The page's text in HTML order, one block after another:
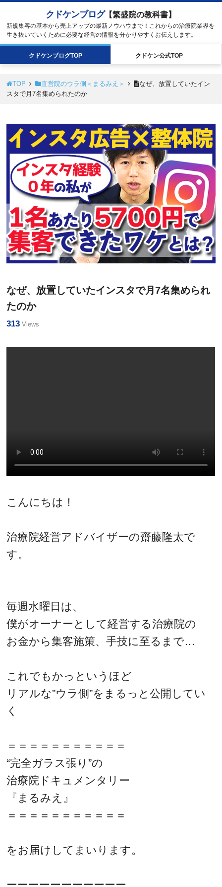
クドケンブログ【繁盛院の教科書】
新規集客の基本から売上アップの最新ノウハウまで！これからの治療院業界を
生き抜いていくために必要な経営の情報を分かりやすくお伝えします。
クドケンブログTOP クドケン公式TOP
TOP 直営院のウラ側＜まるみえ＞
なぜ、放置していたイン
スタで月7名集められたのか
なぜ、放置していたインスタで月7名集められ
たのか
313 Views
こんにちは！
治療院経営アドバイザーの齋藤隆太で
す。
毎週水曜日は、
僕がオーナーとして経営する治療院の
お金から集客施策、手技に至るまで…
これでもかっというほど
リアルな”ウラ側”をまるっと公開してい
く
＝＝＝＝＝＝＝＝＝＝＝
“完全ガラス張り”の
治療院ドキュメンタリー
『まるみえ』
＝＝＝＝＝＝＝＝＝＝＝
をお届けしてまいります。